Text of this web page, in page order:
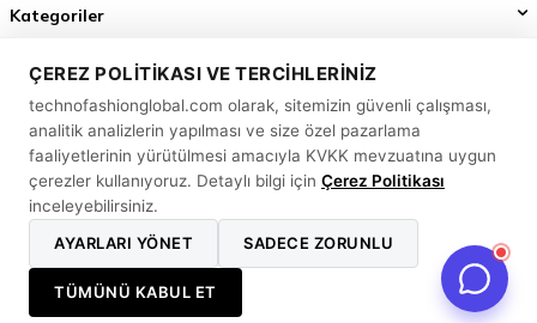
ÇEREZ POLITIKASI VE TERCIHLERINIZ
technofashionglobal.com olarak, sitemizin güvenli çalışması,
analitik analizlerin yapılması ve size özel pazarlama
faaliyetlerinin yürütülmesi amacıyla KVKK mevzuatına uygun
çerezler kullanıyoruz. Detaylı bilgi için Çerez Politikası
inceleyebilirsiniz.
AYARLARI YÖNET
SADECE ZORUNLU
TÜMÜNÜ KABUL ET
Kategoriler
Önemli Bilgiler
Hızlı Erişim
MASLAK MAH. BİLİM SK. SUN PLAZA NO: 5 A İÇ KAPI NO: 58
SARIYER/ İSTANBUL
0850 346 08 22
info@technofashionglobal.com
T-SoftE-TicaretSistemleriyle Hazırlanmıştır.